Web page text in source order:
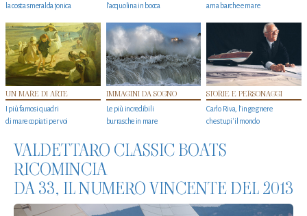
la costa smeralda jonica
l’acquolina in bocca
ama barche e mare
UN MARE DI ARTE
I più famosi quadri
di mare copiati per voi
IMMAGINI DA SOGNO
Le più incredibili
burrasche in mare
STORIE E PERSONAGGI
Carlo Riva, l’ingegnere
che stupi' il mondo
VALDETTARO CLASSIC BOATS
RICOMINCIA
DA 33, IL NUMERO VINCENTE DEL 2013